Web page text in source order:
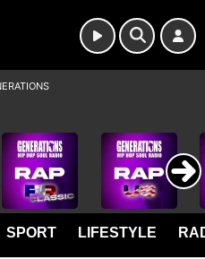
SPORT LIFESTYLE